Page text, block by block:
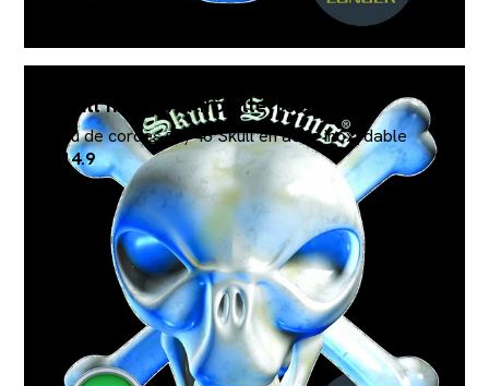
Skull nickel Antirouille 10/46
Jeu de cordes 10/46 Skull en acier inoxydable
€14.9